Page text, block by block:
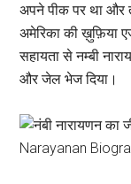
अपने पीक पर था और
अमेरिका की ख़ुफ़िया
सहायता से नम्बी
और जेल भेज दिया।